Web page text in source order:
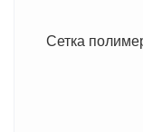
Сетка